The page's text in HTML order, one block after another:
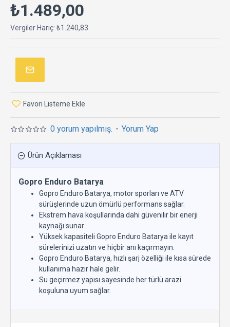
0 yorum yapılmış. - Yorum Yap
₺1.489,00
Vergiler Hariç: ₺1.240,83
Favori Listeme Ekle
Ürün Açıklaması
Gopro Enduro Batarya
Gopro Enduro Batarya, motor sporları ve ATV
sürüşlerinde uzun ömürlü performans sağlar.
Ekstrem hava koşullarında dahi güvenilir bir enerji
kaynağı sunar.
Yüksek kapasiteli Gopro Enduro Batarya ile kayıt
sürelerinizi uzatın ve hiçbir anı kaçırmayın.
Gopro Enduro Batarya, hızlı şarj özelliği ile kısa sürede
kullanıma hazır hale gelir.
Su geçirmez yapısı sayesinde her türlü arazi
koşuluna uyum sağlar.